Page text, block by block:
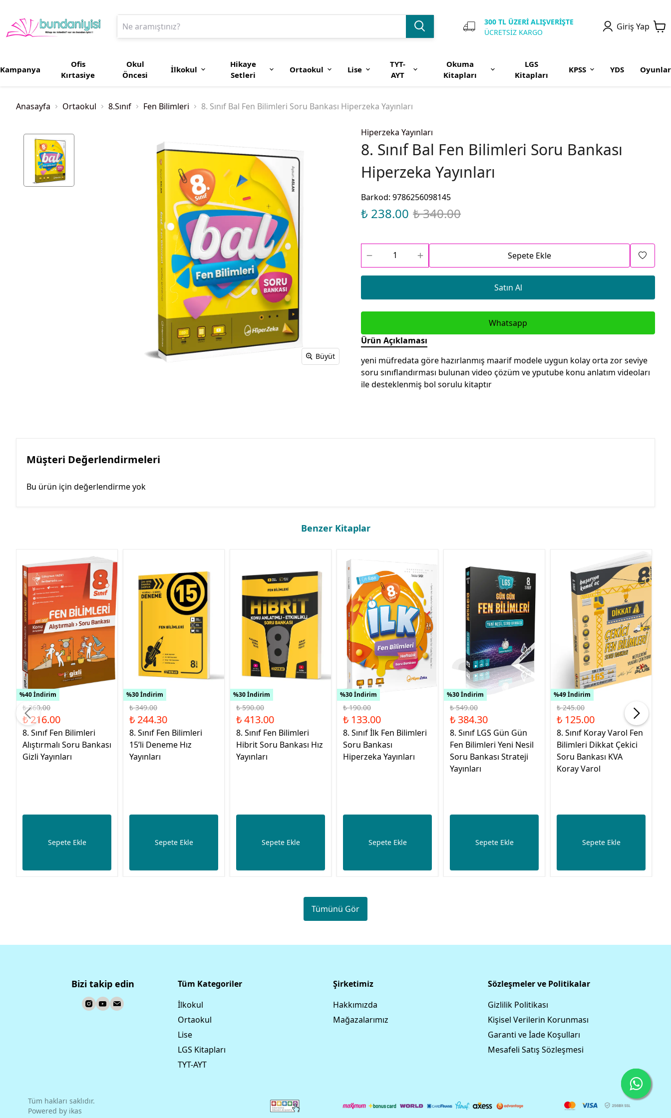
300 TL ÜZERİ ALIŞVERİŞTE
ÜCRETSİZ KARGO
Giriş Yap
Kampanya
Ofis
Kırtasiye
Okul
Öncesi
İlkokul
Hikaye
Setleri
Ortaokul Lise
TYT-
AYT
Okuma
Kitapları
LGS
Kitapları
KPSS YDS Oyunlar
Anasayfa Ortaokul 8.Sınıf Fen Bilimleri 8. Sınıf Bal Fen Bilimleri Soru Bankası Hiperzeka Yayınları
Büyüt
Hiperzeka Yayınları
8. Sınıf Bal Fen Bilimleri Soru Bankası
Hiperzeka Yayınları
Barkod:9786256098145
₺ 238.00 ₺ 340.00
Sepete Ekle
Satın Al
Whatsapp
Ürün Açıklaması
yeni müfredata göre hazırlanmış maarif modele uygun kolay orta zor seviye
soru sınıflandırması bulunan video çözüm ve yputube konu anlatım videoları
ile desteklenmiş bol sorulu kitaptır
Müşteri Değerlendirmeleri
Bu ürün için değerlendirme yok
Benzer Kitaplar
%40 İndirim
₺ 360.00
₺ 216.00
8. Sınıf Fen Bilimleri
Alıştırmalı Soru Bankası
Gizli Yayınları
Sepete Ekle
%30 İndirim
₺ 349.00
₺ 244.30
8. Sınıf Fen Bilimleri
15’li Deneme Hız
Yayınları
Sepete Ekle
%30 İndirim
₺ 590.00
₺ 413.00
8. Sınıf Fen Bilimleri
Hibrit Soru Bankası Hız
Yayınları
Sepete Ekle
%30 İndirim
₺ 190.00
₺ 133.00
8. Sınıf İlk Fen Bilimleri
Soru Bankası
Hiperzeka Yayınları
Sepete Ekle
%30 İndirim
₺ 549.00
₺ 384.30
8. Sınıf LGS Gün Gün
Fen Bilimleri Yeni Nesil
Soru Bankası Strateji
Yayınları
Sepete Ekle
%49 İndirim
₺ 245.00
₺ 125.00
8. Sınıf Koray Varol Fen
Bilimleri Dikkat Çekici
Soru Bankası KVA
Koray Varol
Sepete Ekle
Tümünü Gör
Bizi takip edin
Tüm Kategoriler
İlkokul
Ortaokul
Lise
LGS Kitapları
TYT-AYT
Şirketimiz
Hakkımızda
Mağazalarımız
Sözleşmeler ve Politikalar
Gizlilik Politikası
Kişisel Verilerin Korunması
Garanti ve İade Koşulları
Mesafeli Satış Sözleşmesi
Tüm hakları saklıdır.
Powered by ikas